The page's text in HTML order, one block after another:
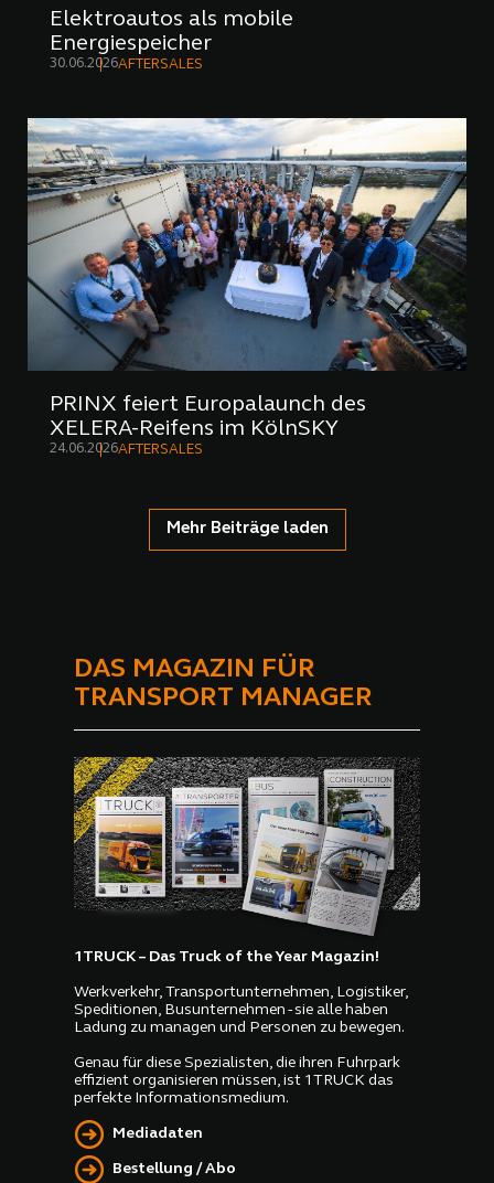
Elektroautos als mobile
Energiespeicher
30.06.2026AFTERSALES
PRINX feiert Europalaunch des
XELERA-Reifens im KölnSKY
24.06.2026AFTERSALES
Mehr Beiträge laden
DAS MAGAZIN FÜR
TRANSPORT MANAGER
1TRUCK – Das Truck of the Year Magazin!
Werkverkehr, Transportunternehmen, Logistiker,
Speditionen, Busunternehmen - sie alle haben
Ladung zu managen und Personen zu bewegen.
Genau für diese Spezialisten, die ihren Fuhrpark
effizient organisieren müssen, ist 1TRUCK das
perfekte Informationsmedium.
Mediadaten
Bestellung / Abo